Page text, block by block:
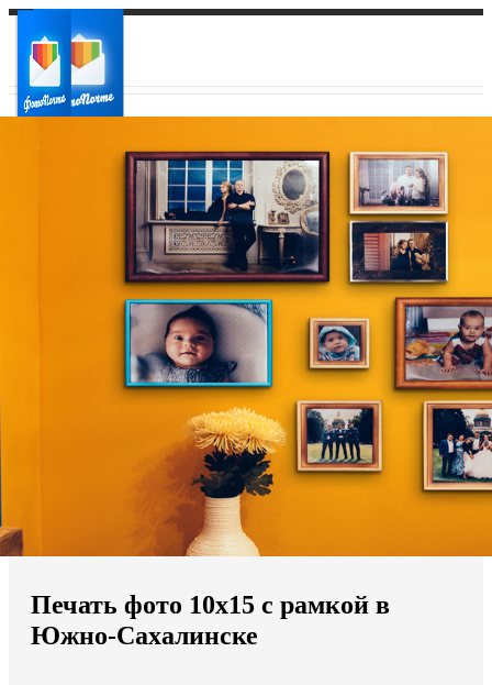
Ваш регион доставки
Выберите из списка:
Мы доставляем по всему миру
Продолжить без города
Печать фото 10х15 с рамкой в
Южно-Сахалинске